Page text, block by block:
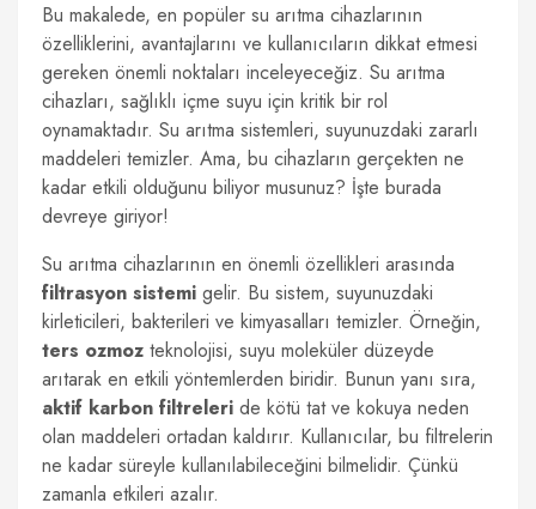
Bu makalede, en popüler su arıtma cihazlarının
özelliklerini, avantajlarını ve kullanıcıların dikkat etmesi
gereken önemli noktaları inceleyeceğiz. Su arıtma
cihazları, sağlıklı içme suyu için kritik bir rol
oynamaktadır. Su arıtma sistemleri, suyunuzdaki zararlı
maddeleri temizler. Ama, bu cihazların gerçekten ne
kadar etkili olduğunu biliyor musunuz? İşte burada
devreye giriyor!
Su arıtma cihazlarının en önemli özellikleri arasında
filtrasyon sistemi gelir. Bu sistem, suyunuzdaki
kirleticileri, bakterileri ve kimyasalları temizler. Örneğin,
ters ozmoz teknolojisi, suyu moleküler düzeyde
arıtarak en etkili yöntemlerden biridir. Bunun yanı sıra,
aktif karbon filtreleri de kötü tat ve kokuya neden
olan maddeleri ortadan kaldırır. Kullanıcılar, bu filtrelerin
ne kadar süreyle kullanılabileceğini bilmelidir. Çünkü
zamanla etkileri azalır.